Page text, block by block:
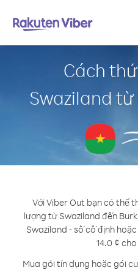
Cách
Swaziland
Với Viber Out bạn có thể
lượng từ Swaziland đến
Swaziland - số cố định
14.0 ¢
Mua gói tín dụng hoặc gói